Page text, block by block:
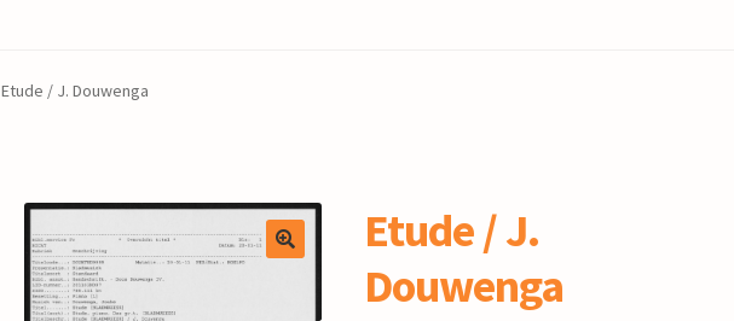
Etude / J. Douwenga
Etude / J.
Douwenga